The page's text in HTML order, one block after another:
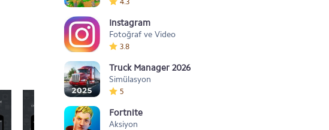
Instagram
Fotoğraf ve Video
3.8
Truck Manager 2026
Simülasyon
5
Fortnite
Aksiyon